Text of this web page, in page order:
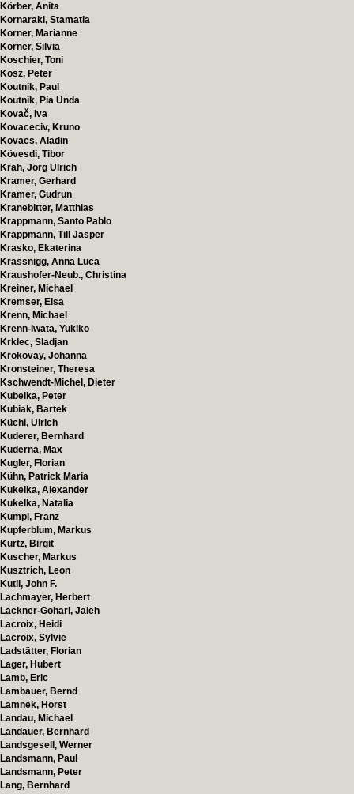
Körber, Anita
Kornaraki, Stamatia
Korner, Marianne
Korner, Silvia
Koschier, Toni
Kosz, Peter
Koutnik, Paul
Koutnik, Pia Unda
Kovač, Iva
Kovaceciv, Kruno
Kovacs, Aladin
Kövesdi, Tibor
Krah, Jörg Ulrich
Kramer, Gerhard
Kramer, Gudrun
Kranebitter, Matthias
Krappmann, Santo Pablo
Krappmann, Till Jasper
Krasko, Ekaterina
Krassnigg, Anna Luca
Kraushofer-Neub., Christina
Kreiner, Michael
Kremser, Elsa
Krenn, Michael
Krenn-Iwata, Yukiko
Krklec, Sladjan
Krokovay, Johanna
Kronsteiner, Theresa
Kschwendt-Michel, Dieter
Kubelka, Peter
Kubiak, Bartek
Küchl, Ulrich
Kuderer, Bernhard
Kuderna, Max
Kugler, Florian
Kühn, Patrick Maria
Kukelka, Alexander
Kukelka, Natalia
Kumpl, Franz
Kupferblum, Markus
Kurtz, Birgit
Kuscher, Markus
Kusztrich, Leon
Kutil, John F.
Lachmayer, Herbert
Lackner-Gohari, Jaleh
Lacroix, Heidi
Lacroix, Sylvie
Ladstätter, Florian
Lager, Hubert
Lamb, Eric
Lambauer, Bernd
Lamnek, Horst
Landau, Michael
Landauer, Bernhard
Landsgesell, Werner
Landsmann, Paul
Landsmann, Peter
Lang, Bernhard